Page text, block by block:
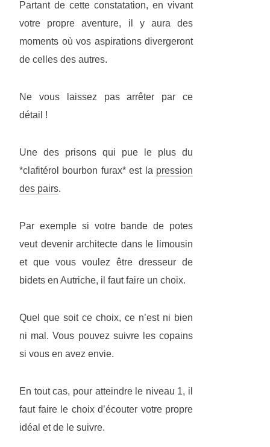
Partant de cette constatation, en vivant
votre propre aventure, il y aura des
moments où vos aspirations divergeront
de celles des autres.
Ne vous laissez pas arrêter par ce
détail !
Une des prisons qui pue le plus du
*clafitérol bourbon furax* est la pression
des pairs.
Par exemple si votre bande de potes
veut devenir architecte dans le limousin
et que vous voulez être dresseur de
bidets en Autriche, il faut faire un choix.
Quel que soit ce choix, ce n’est ni bien
ni mal. Vous pouvez suivre les copains
si vous en avez envie.
En tout cas, pour atteindre le niveau 1, il
faut faire le choix d’écouter votre propre
idéal et de le suivre.